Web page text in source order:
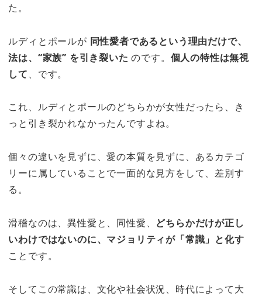
た。
ルディとポールが 同性愛者であるという理由だけで、
法は、“家族” を引き裂いたのです。 個人の特性は無視
して、です。
これ、ルディとポールのどちらかが女性だったら、き
っと引き裂かれなかったんですよね。
個々の違いを見ずに、愛の本質を見ずに、あるカテゴ
リーに属していることで一面的な見方をして、差別す
る。
滑稽なのは、異性愛と、同性愛、 どちらかだけが正し
いわけではないのに、マジョリティが「常識」と化す
ことです。
そしてこの常識は、文化や社会状況、時代によって大